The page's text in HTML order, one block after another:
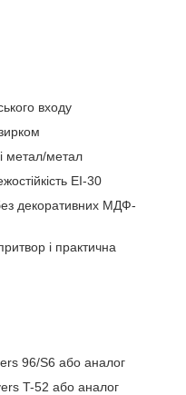
входу
метал/метал
EI-30
декоративних МДФ-
і практична
96/S6 або аналог
T-52 або аналог